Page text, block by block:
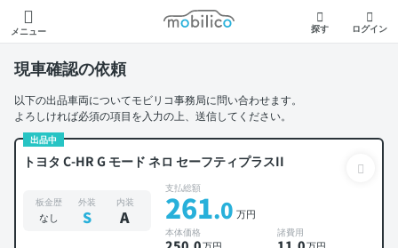
メニュー
モビリコ
探す ログイン
現車確認の依頼
以下の出品車両についてモビリコ事務局に問い合わせます。
よろしければ必須の項目を入力の上、送信してください。
出品中
トヨタ C-HR G モード ネロ セーフティプラスII
板金歴
なし
外装
S
内装
A
支払総額
261.0 万円
本体価格 諸費用